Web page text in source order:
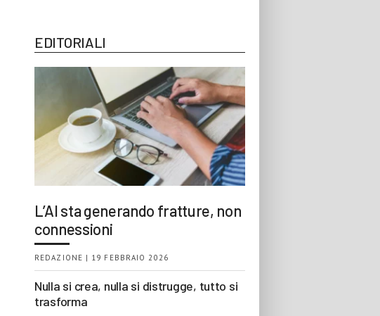
EDITORIALI
L’AI sta generando fratture, non
connessioni
REDAZIONE | 19 FEBBRAIO 2026
Nulla si crea, nulla si distrugge, tutto si
trasforma